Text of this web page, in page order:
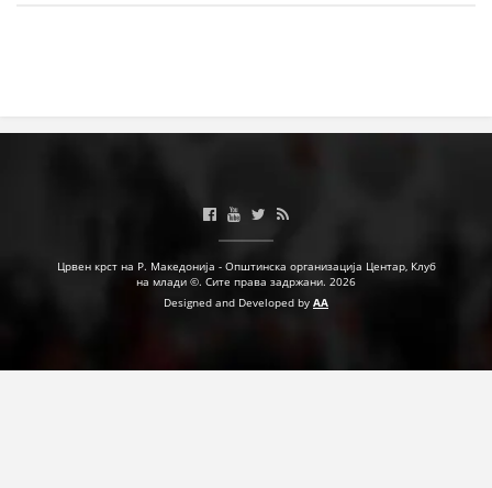
ЗДРАВСТВЕНО ПРЕВЕНТИВНА ДЕЈНОСТ
ПРВА ПОМОШ
КРВОДАРИТЕЛСТВО
МЕНАЏМЕНТ НА ВОЛОНТЕРИ
Црвен крст на Р. Македонија - Општинска организација Центар, Клуб
на млади ©. Сите права задржани. 2026
Designed and Developed by AA